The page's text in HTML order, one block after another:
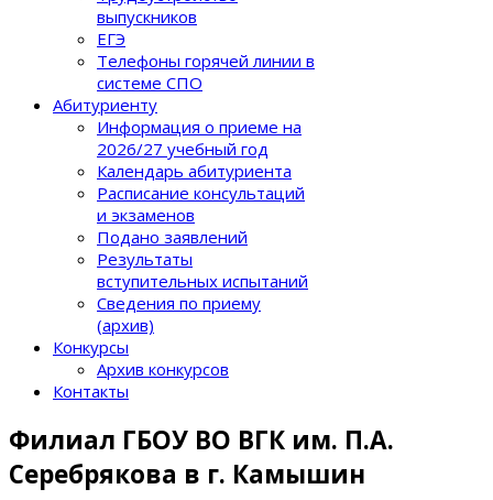
выпускников
ЕГЭ
Телефоны горячей линии в
системе СПО
Абитуриенту
Информация о приеме на
2026/27 учебный год
Календарь абитуриента
Расписание консультаций
и экзаменов
Подано заявлений
Результаты
вступительных испытаний
Сведения по приему
(архив)
Конкурсы
Архив конкурсов
Контакты
Филиал ГБОУ ВО ВГК им. П.А.
Серебрякова в г. Камышин